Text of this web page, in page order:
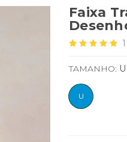
Faixa
1
TAMANHO: U
U